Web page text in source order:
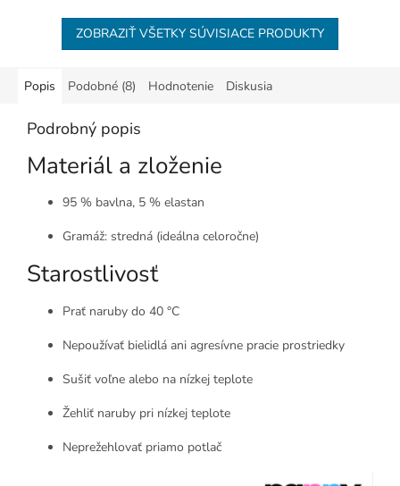
ZOBRAZIŤ VŠETKY SÚVISIACE PRODUKTY
Popis Podobné (8) Hodnotenie Diskusia
Podrobný popis
Materiál a zloženie
95 % bavlna, 5 % elastan
Gramáž: stredná (ideálna celoročne)
Starostlivosť
Prať naruby do 40 °C
Nepoužívať bielidlá ani agresívne pracie prostriedky
Sušiť voľne alebo na nízkej teplote
Žehliť naruby pri nízkej teplote
Neprežehlovať priamo potlač